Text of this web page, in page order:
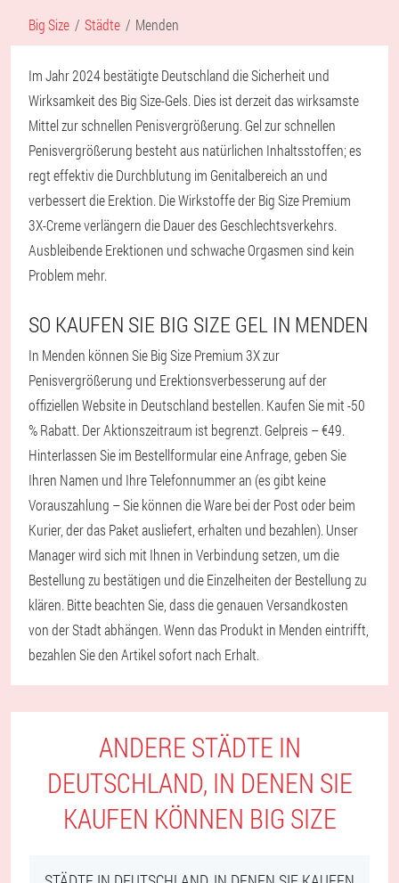
Big Size Städte Menden
Im Jahr 2024 bestätigte Deutschland die Sicherheit und
Wirksamkeit des Big Size-Gels. Dies ist derzeit das wirksamste
Mittel zur schnellen Penisvergrößerung. Gel zur schnellen
Penisvergrößerung besteht aus natürlichen Inhaltsstoffen; es
regt effektiv die Durchblutung im Genitalbereich an und
verbessert die Erektion. Die Wirkstoffe der Big Size Premium
3X-Creme verlängern die Dauer des Geschlechtsverkehrs.
Ausbleibende Erektionen und schwache Orgasmen sind kein
Problem mehr.
SO KAUFEN SIE BIG SIZE GEL IN MENDEN
In Menden können Sie Big Size Premium 3X zur
Penisvergrößerung und Erektionsverbesserung auf der
offiziellen Website in Deutschland bestellen. Kaufen Sie mit -50
% Rabatt. Der Aktionszeitraum ist begrenzt. Gelpreis – €49.
Hinterlassen Sie im Bestellformular eine Anfrage, geben Sie
Ihren Namen und Ihre Telefonnummer an (es gibt keine
Vorauszahlung – Sie können die Ware bei der Post oder beim
Kurier, der das Paket ausliefert, erhalten und bezahlen). Unser
Manager wird sich mit Ihnen in Verbindung setzen, um die
Bestellung zu bestätigen und die Einzelheiten der Bestellung zu
klären. Bitte beachten Sie, dass die genauen Versandkosten
von der Stadt abhängen. Wenn das Produkt in Menden eintrifft,
bezahlen Sie den Artikel sofort nach Erhalt.
ANDERE STÄDTE IN
DEUTSCHLAND, IN DENEN SIE
KAUFEN KÖNNEN BIG SIZE